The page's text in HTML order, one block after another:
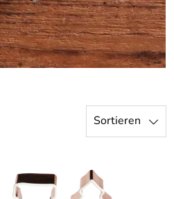
Sortieren